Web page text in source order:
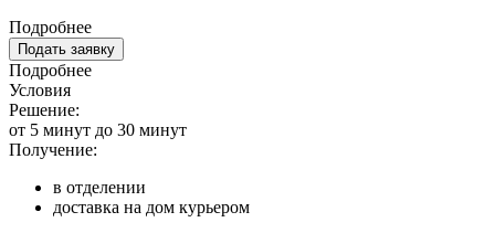
Подробнее
Подать заявку
Подробнее
Условия
Решение:
от 5 минут до 30 минут
Получение:
в отделении
доставка на дом курьером